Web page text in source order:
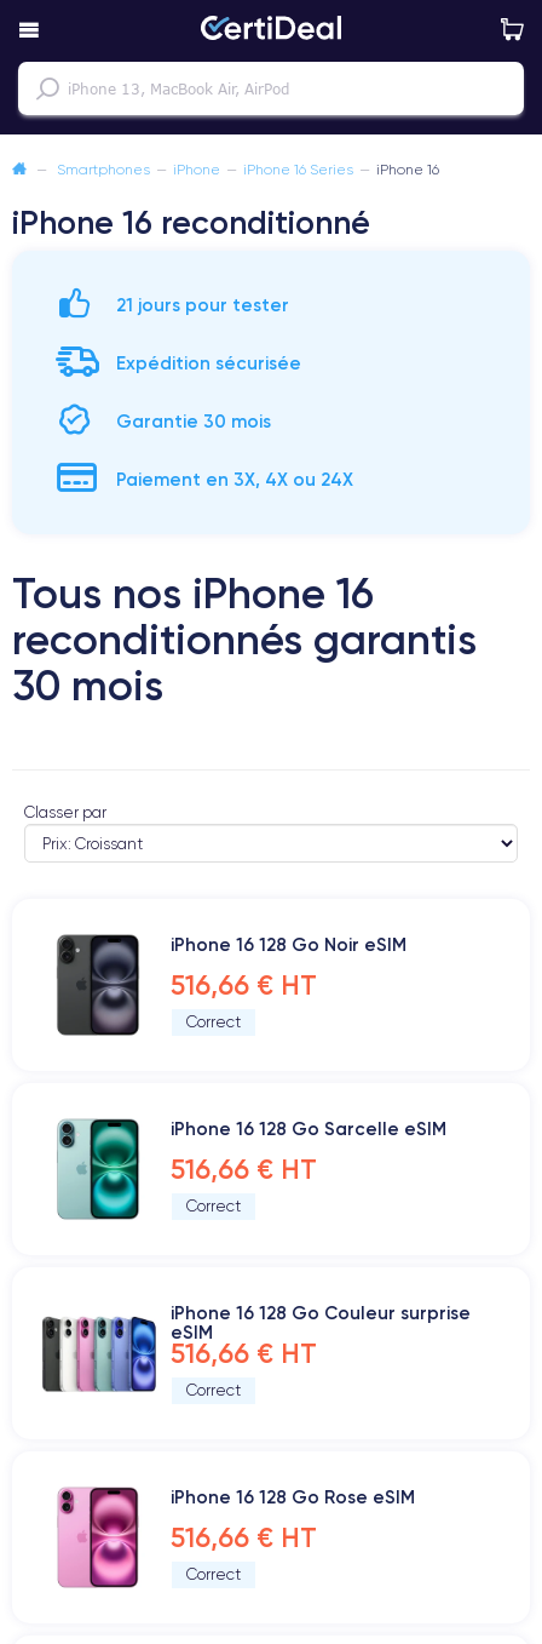
— Smartphones — iPhone — iPhone 16 Series — iPhone 16
iPhone 16 reconditionné
21 jours pour tester
Expédition sécurisée
Garantie 30 mois
Paiement en 3X, 4X ou 24X
Tous nos iPhone 16
reconditionnés garantis
30 mois
Classer par
iPhone 16 128 Go Noir eSIM
516,66 € HT
Correct
iPhone 16 128 Go Sarcelle eSIM
516,66 € HT
Correct
iPhone 16 128 Go Couleur surprise
eSIM
516,66 € HT
Correct
iPhone 16 128 Go Rose eSIM
516,66 € HT
Correct